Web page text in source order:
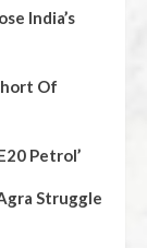
India’s
Of
Petrol’
Struggle